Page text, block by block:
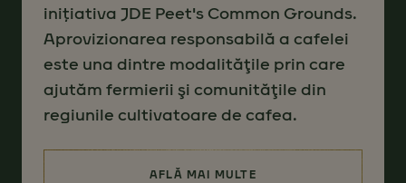
inițiativa JDE Peet's Common Grounds.
Aprovizionarea responsabilă a cafelei
este una dintre modalităţile prin care
ajutăm fermierii şi comunităţile din
regiunile cultivatoare de cafea.
AFLĂ MAI MULTE